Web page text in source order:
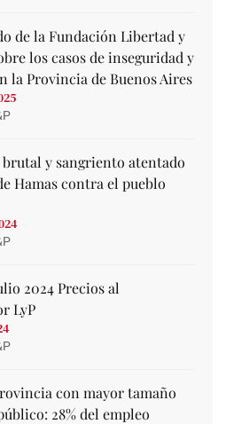
de la Fundación Libertad y
los casos de inseguridad y
la Provincia de Buenos Aires
y sangriento atentado
Hamas contra el pueblo
2024 Precios al
LyP
con mayor tamaño
28% del empleo